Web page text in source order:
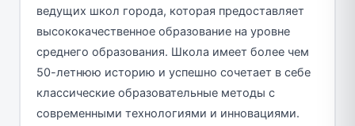
ведущих школ города, которая предоставляет
высококачественное образование на уровне
среднего образования. Школа имеет более чем
50-летнюю историю и успешно сочетает в себе
классические образовательные методы с
современными технологиями и инновациями.